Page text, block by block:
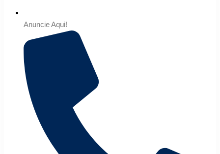
Anuncie Aqui!